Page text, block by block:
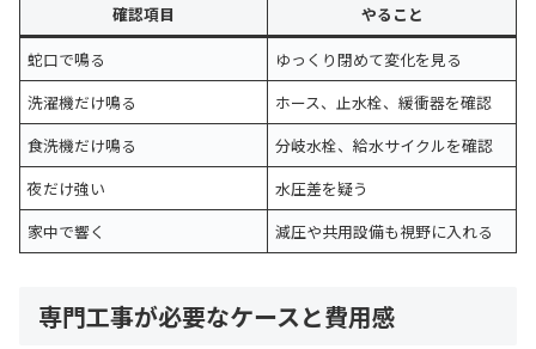
確認項目
やること
蛇口で鳴る
ゆっくり閉めて変化を見る
洗濯機だけ鳴る
ホース、止水栓、緩衝器を確認
食洗機だけ鳴る
分岐水栓、給水サイクルを確認
夜だけ強い
水圧差を疑う
家中で響く
減圧や共用設備も視野に入れる
専門工事が必要なケースと費用感